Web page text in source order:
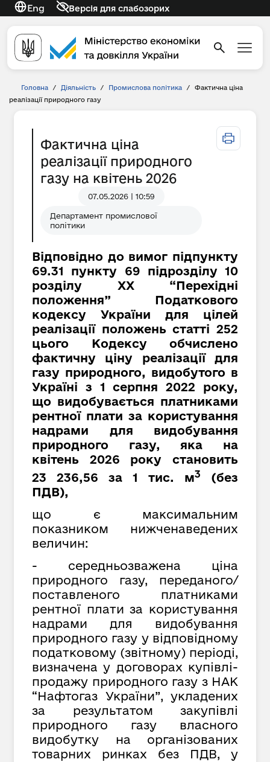
Eng Версія для слабозорих
Головна / Діяльність / Промислова політика /
Фактична ціна
реалізації природного газу
Фактична ціна
реалізації природного
газу на квітень 2026
07.05.2026 | 10:59
Департамент промислової
політики
Відповідно до вимог підпункту
69.31 пункту 69 підрозділу 10
розділу XX “Перехідні
положення” Податкового
кодексу України для цілей
реалізації положень статті 252
цього Кодексу обчислено
фактичну ціну реалізації для
газу природного, видобутого в
Україні з 1 серпня 2022 року,
що видобувається платниками
рентної плати за користування
надрами для видобування
природного газу, яка на
квітень 2026 року становить
23 236,56 за 1 тис. м3
(без
ПДВ),
що є максимальним
показником нижченаведених
величин:
- середньозважена ціна
природного газу, переданого/
поставленого платниками
рентної плати за користування
надрами для видобування
природного газу у відповідному
податковому (звітному) періоді,
визначена у договорах купівлі-
продажу природного газу з НАК
“Нафтогаз України”, укладених
за результатом закупівлі
природного газу власного
видобутку на організованих
товарних ринках без ПДВ, у